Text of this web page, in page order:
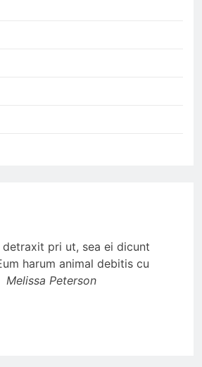
pri ut, sea ei dicunt
harum animal debitis cu
Melissa Peterson